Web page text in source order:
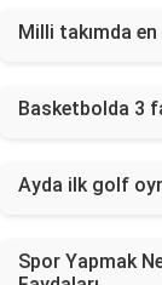
Milli takımda
Basketbolda 3
Ayda ilk golf
Spor Yapmak